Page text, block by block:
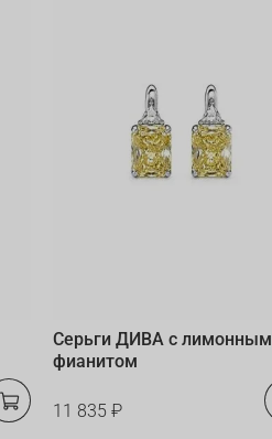
Серьги ДИВА с лимонным
фианитом
11 835 ₽